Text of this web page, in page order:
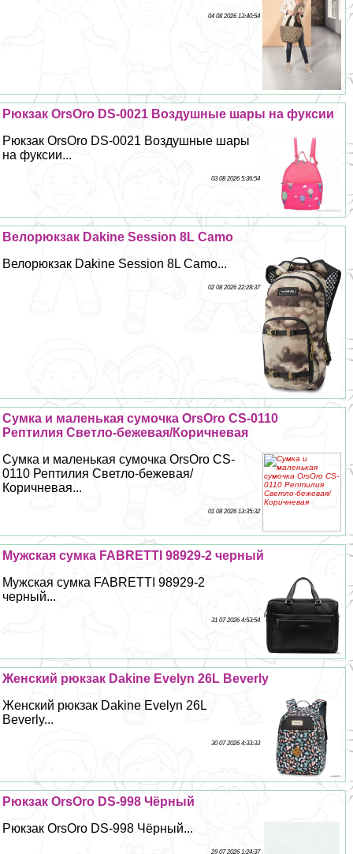
04 08 2026 13:40:54
Рюкзак OrsOro DS-0021 Воздушные шары на фуксии
Рюкзак OrsOro DS-0021 Воздушные шары
на фуксии...
03 08 2026 5:36:54
Велорюкзак Dakine Session 8L Camo
Велорюкзак Dakine Session 8L Camo...
02 08 2026 22:28:37
Сумка и маленькая сумочка OrsOro CS-0110
Рептилия Светло-бежевая/Коричневая
Сумка и маленькая сумочка OrsOro CS-
0110 Рептилия Светло-бежевая/
Коричневая...
01 08 2026 13:35:32
Мужская сумка FABRETTI 98929-2 черный
Мужская сумка FABRETTI 98929-2
черный...
31 07 2026 4:53:54
Женский рюкзак Dakine Evelyn 26L Beverly
Женский рюкзак Dakine Evelyn 26L
Beverly...
30 07 2026 4:33:33
Рюкзак OrsOro DS-998 Чёрный
Рюкзак OrsOro DS-998 Чёрный...
29 07 2026 1:24:37